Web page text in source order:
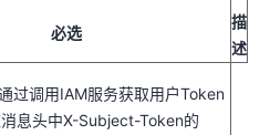
必选
描
述
过调用IAM服务获取用户Token
息头中X-Subject-Token的